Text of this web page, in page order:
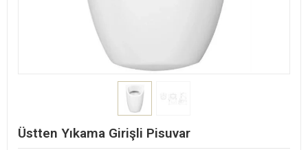
Üstten Yıkama Girişli Pisuvar